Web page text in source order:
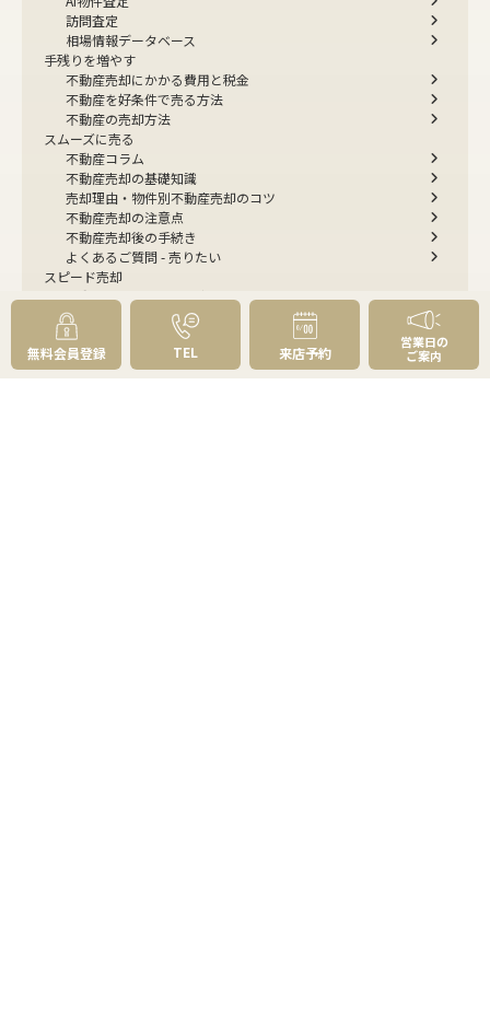
訪問査定
相場情報データベース
手残りを増やす
不動産売却にかかる費用と税金
不動産を好条件で売る方法
不動産の売却方法
スムーズに売る
不動産コラム
不動産売却の基礎知識
売却理由・物件別不動産売却のコツ
不動産売却の注意点
不動産売却後の手続き
よくあるご質問 - 売りたい
スピード売却
不動産買取という売却方法
不動産のご売却お任せください
弊社が選ばれる理由
売却成功ストーリー40選
売却成約事例
無料会員登録 TEL 来店予約
営業日の
ご案内